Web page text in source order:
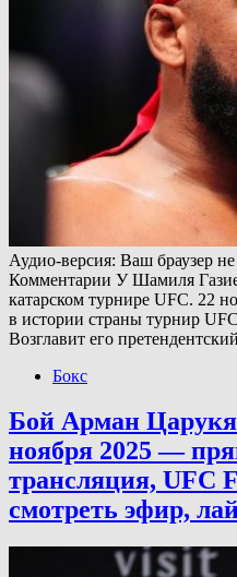
Аудио-версия: Ваш браузер
Комментарии У Шамиля
катарском турнире UFC. 22
в истории страны турнир
Возглавит его
Бокс
Бой Арман
ноября 2025 —
трансляция, UFC
смотреть эфир,